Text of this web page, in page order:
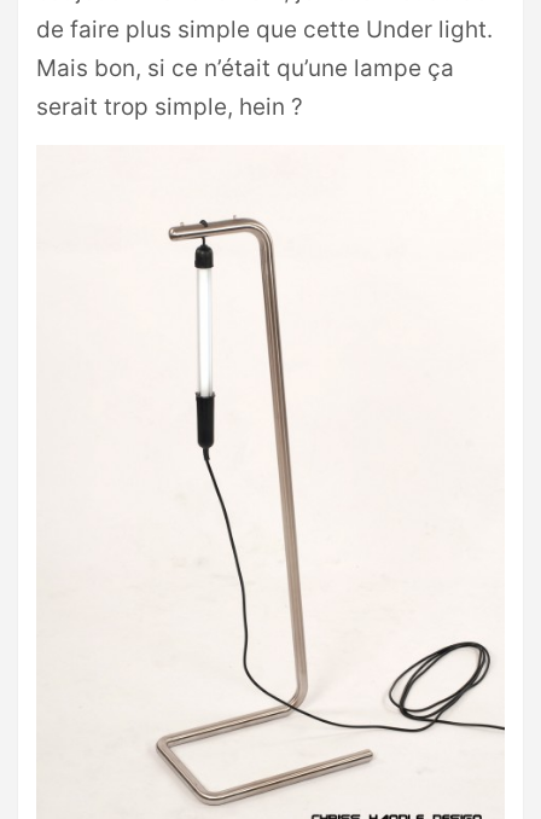
de faire plus simple que cette Under light.
Mais bon, si ce n’était qu’une lampe ça
serait trop simple, hein ?